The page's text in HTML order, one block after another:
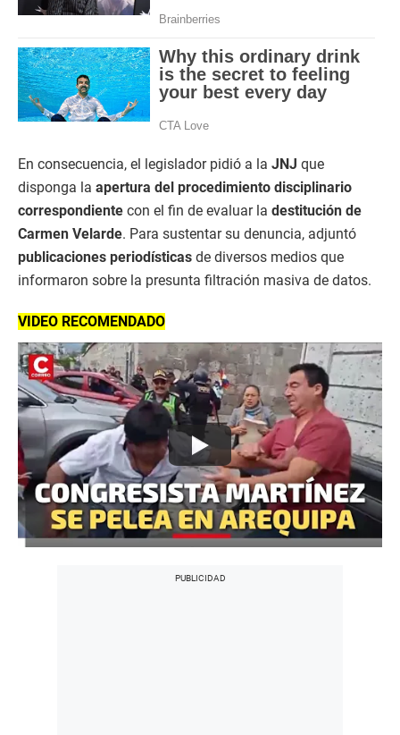
En consecuencia, el legislador pidió a la JNJ que
disponga la apertura del procedimiento disciplinario
correspondiente con el fin de evaluar la destitución de
Carmen Velarde. Para sustentar su denuncia, adjuntó
publicaciones periodísticas de diversos medios que
informaron sobre la presunta filtración masiva de datos.
VIDEO RECOMENDADO